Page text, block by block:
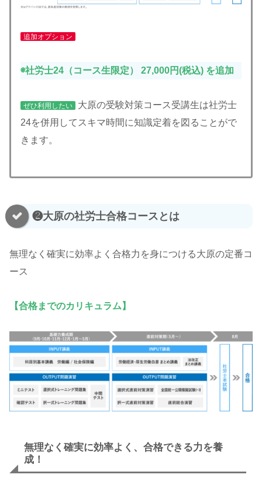
追加オプション
◉社労士24（コース生限定） 27,000円(税込) を追加
ぜひ利用したい
大原の受験対策コース受講生は社労士
24を併用してスキマ時間に知識定着を図ることがで
きます。
❷大原の社労士合格コースとは
無理なく確実に効率よく合格力を身につける大原の定番コ
ース
【合格までのカリキュラム】
無理なく確実に効率よく、合格できる力を養
成！